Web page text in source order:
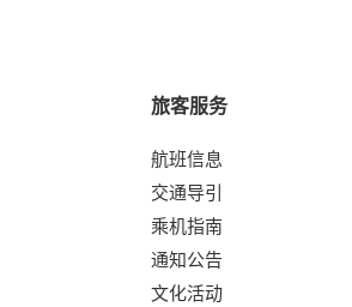
旅客服务
航班信息
交通导引
乘机指南
通知公告
文化活动